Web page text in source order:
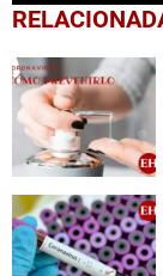
0
seconds
1
minute,
58
seconds